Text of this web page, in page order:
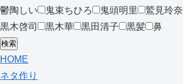
鬱陶しい
鬼束ちひろ 鬼頭明里 鷲見玲奈
黒木啓司
黒木華 黒田清子 黒髪 鼻
検索
HOME
ネタ作り